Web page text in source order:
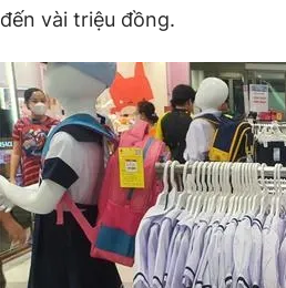
đến vài triệu đồng.